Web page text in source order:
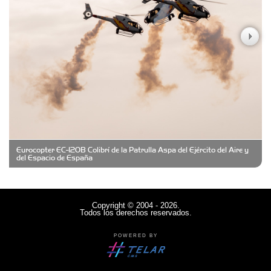
Casa Berta
Clima Castelar
CONSERVAS YAMASIRO
Cubanico´s - Cubanitos Rellenos!
Denisi Market
Eurocopter EC-120B Colibrí de la Patrulla Aspa del Ejército del Aire y
del Espacio de España
Copyright © 2004 - 2026.
Todos los derechos reservados.
POWERED BY